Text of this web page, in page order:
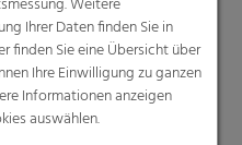
Weitere
Ihrer Daten finden Sie in
finden Sie eine Übersicht über
Ihre Einwilligung zu ganzen
Informationen anzeigen
auswählen.